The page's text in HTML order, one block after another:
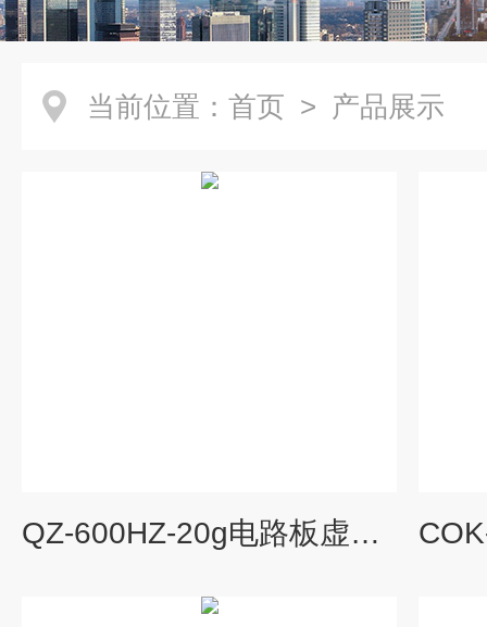
当前位置： 首页 > 产品展示
QZ-600HZ-20g电路板虚焊假焊电磁式高频振动试验台